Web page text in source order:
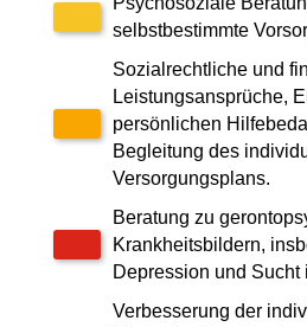
selbstbestimmte
Sozialrechtliche und
Leistungsansprüche,
persönlichen
Begleitung des
Versorgungsplans.
Beratung zu
Krankheitsbildern,
Depression und Sucht
Verbesserung der